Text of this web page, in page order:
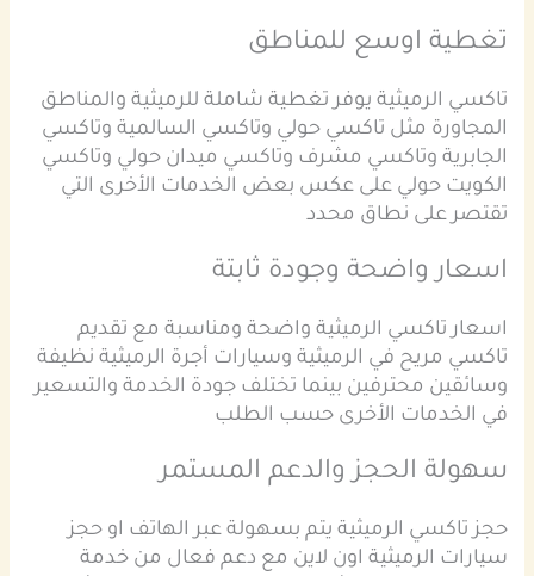
تغطية اوسع للمناطق
تاكسي الرميثية يوفر تغطية شاملة للرميثية والمناطق
المجاورة مثل تاكسي حولي وتاكسي السالمية وتاكسي
الجابرية وتاكسي مشرف وتاكسي ميدان حولي وتاكسي
الكويت حولي على عكس بعض الخدمات الأخرى التي
تقتصر على نطاق محدد
اسعار واضحة وجودة ثابتة
اسعار تاكسي الرميثية واضحة ومناسبة مع تقديم
تاكسي مريح في الرميثية وسيارات أجرة الرميثية نظيفة
وسائقين محترفين بينما تختلف جودة الخدمة والتسعير
في الخدمات الأخرى حسب الطلب
سهولة الحجز والدعم المستمر
حجز تاكسي الرميثية يتم بسهولة عبر الهاتف او حجز
سيارات الرميثية اون لاين مع دعم فعال من خدمة